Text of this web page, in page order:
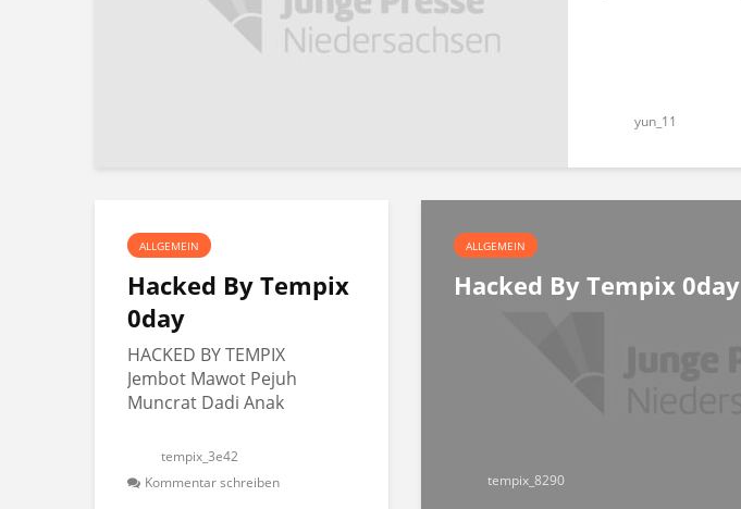
yun_11
ALLGEMEIN
Hacked By Tempix
0day
HACKED BY TEMPIX
Jembot Mawot Pejuh
Muncrat Dadi Anak
tempix_3e42
Kommentar schreiben
ALLGEMEIN
Hacked By Tempix 0day
tempix_8290